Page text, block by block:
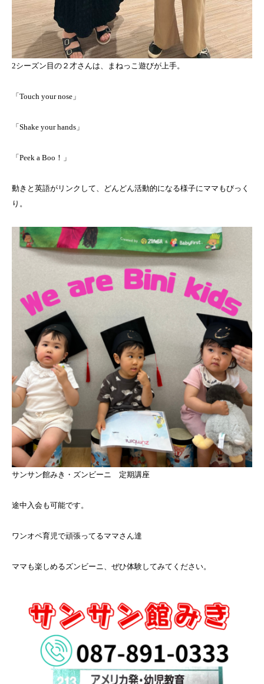
2シーズン目の２才さんは、まねっこ遊びが上手。
「Touch your nose」
「Shake your hands」
「Peek a Boo！」
動きと英語がリンクして、どんどん活動的になる様子にママもびっく
り。
サンサン館みき・ズンビーニ 定期講座
途中入会も可能です。
ワンオペ育児で頑張ってるママさん達
ママも楽しめるズンビーニ、ぜひ体験してみてください。